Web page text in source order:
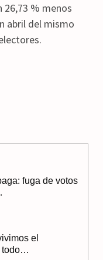
% menos
abril del mismo
fuga de votos
el
todo…